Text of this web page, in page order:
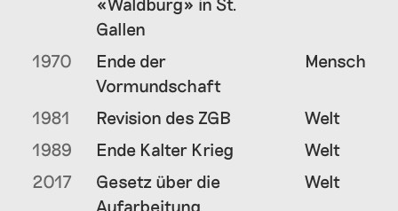
Gallen
1970
Ende der
Vormundschaft
Mensch
1981 Revision des ZGB
Welt
1989
Ende Kalter Krieg
Welt
2017
Gesetz über die
Aufarbeitung
Welt